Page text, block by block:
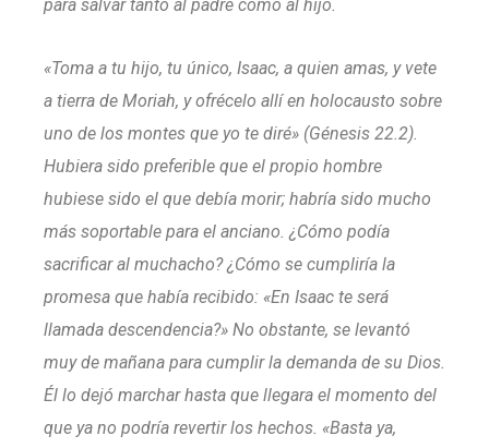
para salvar tanto al padre como al hijo.
«Toma a tu hijo, tu único, Isaac, a quien amas, y vete
a tierra de Moriah, y ofrécelo allí en holocausto sobre
uno de los montes que yo te diré» (Génesis 22.2).
Hubiera sido preferible que el propio hombre
hubiese sido el que debía morir; habría sido mucho
más soportable para el anciano. ¿Cómo podía
sacrificar al muchacho? ¿Cómo se cumpliría la
promesa que había recibido: «En Isaac te será
llamada descendencia?» No obstante, se levantó
muy de mañana para cumplir la demanda de su Dios.
Él lo dejó marchar hasta que llegara el momento del
que ya no podría revertir los hechos. «Basta ya,